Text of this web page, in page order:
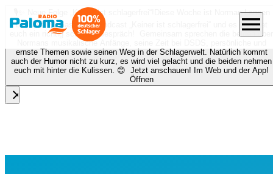
🎙️✨ Neue Folge „Keiner ist schlagerfrei“!
Diese Woche ist Norman Langen
bei Nora zu Gast beim Podcast „Keiner ist schlagerfrei“ und es erwartet
euch ein richtig schönes Gespräch! Gemeinsam sprechen die beiden über
Normans musikalische Anfänge, seine Zeit bei DSDS, persönliche und
ernste Themen sowie seinen Weg in der Schlagerwelt. Natürlich kommt
auch der Humor nicht zu kurz, es wird viel gelacht und die beiden nehmen
euch mit hinter die Kulissen. 😊 Jetzt anschauen! Im Web und der App!
Öffnen
close
menu